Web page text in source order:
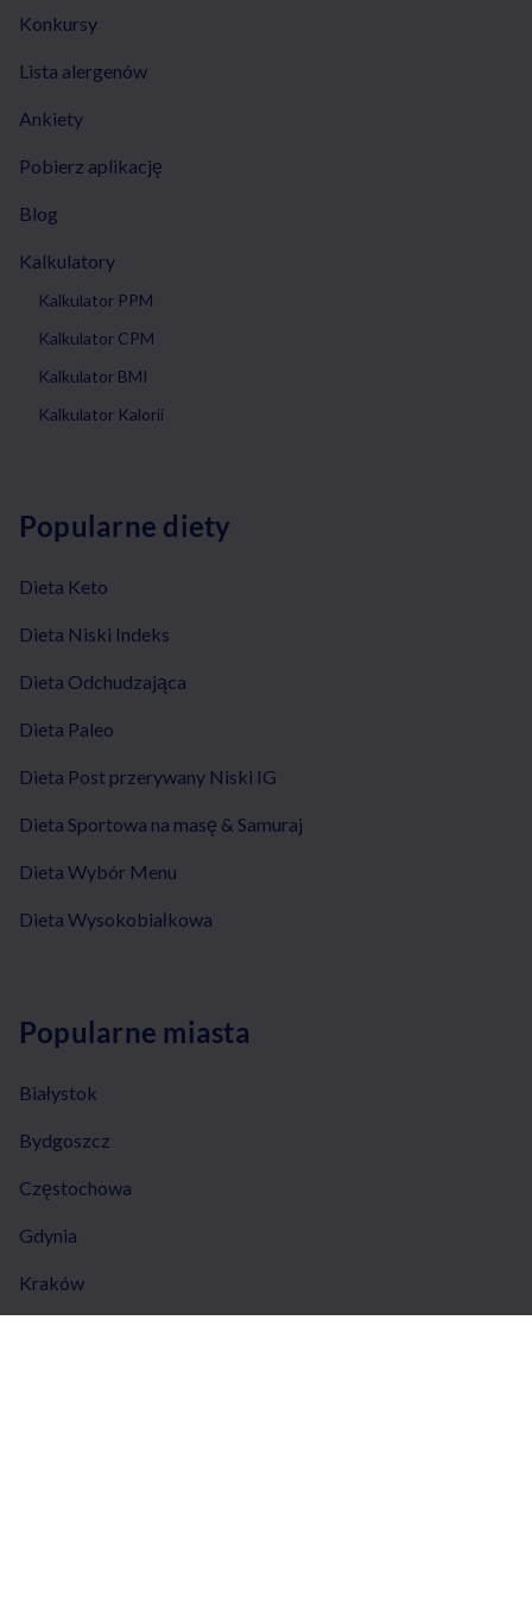
Konkursy
Lista alergenów
Ankiety
Pobierz aplikację
Blog
Kalkulatory
Kalkulator PPM
Kalkulator CPM
Kalkulator BMI
Kalkulator Kalorii
Popularne diety
Dieta Keto
Dieta Niski Indeks
Dieta Odchudzająca
Dieta Paleo
Dieta Post przerywany Niski IG
Dieta Sportowa na masę & Samuraj
Dieta Wybór Menu
Dieta Wysokobiałkowa
Popularne miasta
Białystok
Bydgoszcz
Częstochowa
Gdynia
Kraków